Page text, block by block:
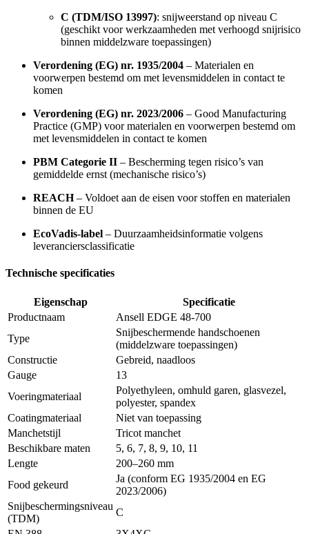
C (TDM/ISO 13997): snijweerstand op niveau C
(geschikt voor werkzaamheden met verhoogd snijrisico
binnen middelzware toepassingen)
Verordening (EG) nr. 1935/2004 – Materialen en
voorwerpen bestemd om met levensmiddelen in contact te
komen
Verordening (EG) nr. 2023/2006 – Good Manufacturing
Practice (GMP) voor materialen en voorwerpen bestemd om
met levensmiddelen in contact te komen
PBM Categorie II – Bescherming tegen risico’s van
gemiddelde ernst (mechanische risico’s)
REACH– Voldoet aan de eisen voor stoffen en materialen
binnen de EU
EcoVadis-label – Duurzaamheidsinformatie volgens
leveranciersclassificatie
Technische specificaties
Eigenschap
Specificatie
Productnaam
Ansell EDGE 48-700
Type
Snijbeschermende handschoenen
(middelzware toepassingen)
Constructie
Gebreid, naadloos
Gauge
13
Voeringmateriaal
Polyethyleen, omhuld garen, glasvezel,
polyester, spandex
Coatingmateriaal
Niet van toepassing
Manchetstijl
Tricot manchet
Beschikbare maten
5, 6, 7, 8, 9, 10, 11
Lengte
200–260 mm
Food gekeurd
Ja (conform EG 1935/2004 en EG
2023/2006)
Snijbeschermingsniveau
(TDM)
C